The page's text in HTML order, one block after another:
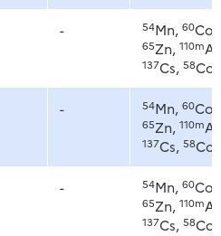
- 54Mn, 60Co,
65Zn, 110m
137Cs, 58Co
- 54Mn, 60Co,
65Zn, 110m
137Cs, 58Co
- 54Mn, 60Co,
65Zn, 110m
137Cs, 58Co